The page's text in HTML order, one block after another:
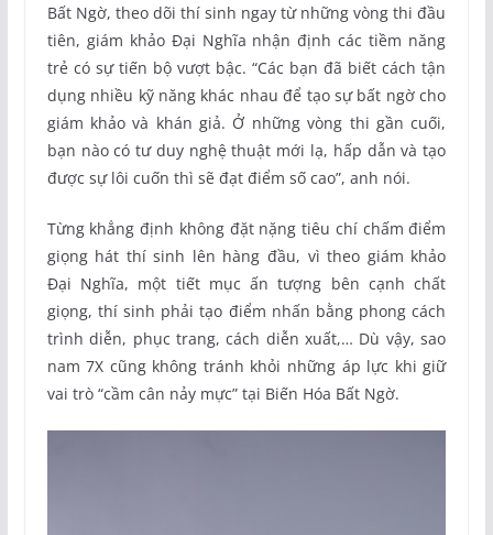
Bất Ngờ, theo dõi thí sinh ngay từ những vòng thi đầu
tiên, giám khảo Đại Nghĩa nhận định các tiềm năng
trẻ có sự tiến bộ vượt bậc. “Các bạn đã biết cách tận
dụng nhiều kỹ năng khác nhau để tạo sự bất ngờ cho
giám khảo và khán giả. Ở những vòng thi gần cuối,
bạn nào có tư duy nghệ thuật mới lạ, hấp dẫn và tạo
được sự lôi cuốn thì sẽ đạt điểm số cao”, anh nói.
Từng khẳng định không đặt nặng tiêu chí chấm điểm
giọng hát thí sinh lên hàng đầu, vì theo giám khảo
Đại Nghĩa, một tiết mục ấn tượng bên cạnh chất
giọng, thí sinh phải tạo điểm nhấn bằng phong cách
trình diễn, phục trang, cách diễn xuất,… Dù vậy, sao
nam 7X cũng không tránh khỏi những áp lực khi giữ
vai trò “cầm cân nảy mực” tại Biến Hóa Bất Ngờ.